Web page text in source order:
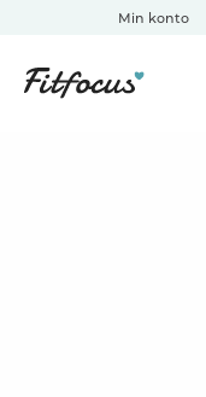
Min konto